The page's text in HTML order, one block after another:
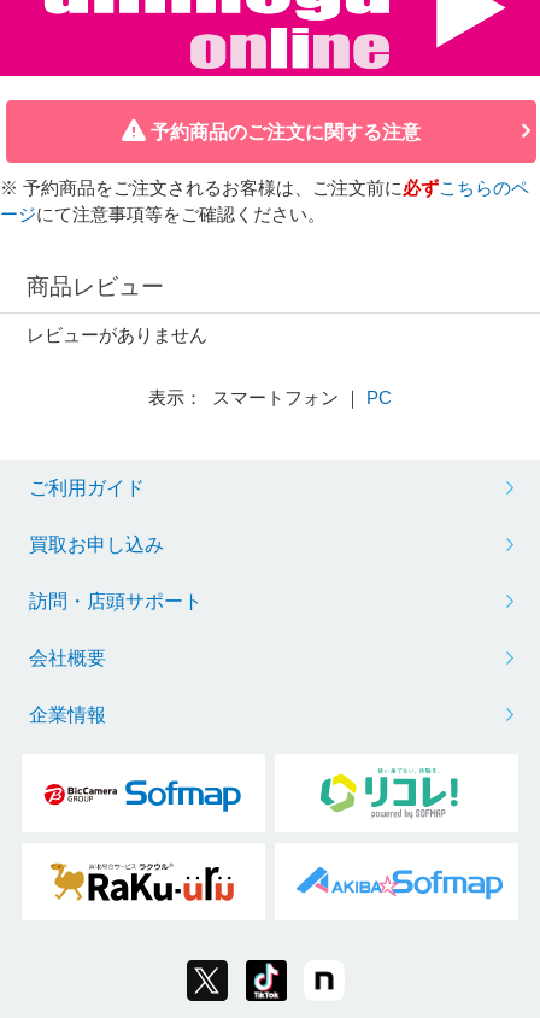
予約商品のご注文に関する注意
※ 予約商品をご注文されるお客様は、ご注文前に必ずこちらのペ
ージにて注意事項等をご確認ください。
商品レビュー
レビューがありません
表示： スマートフォン ｜ PC
ご利用ガイド
買取お申し込み
訪問・店頭サポート
会社概要
企業情報